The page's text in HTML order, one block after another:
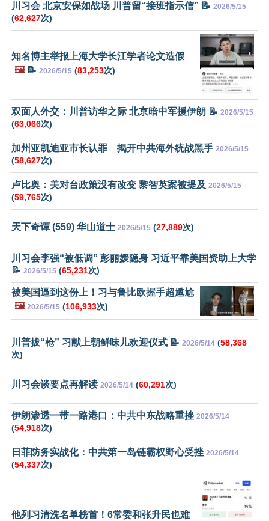
川习会 北京安保如战场 川普留“接班指示信” 📝 2026/5/15
(62,627次)
知名博主举报上海大学长江学者论文造假
🖼️📝 2026/5/15 (83,253次)
双面人外交：川普访华之际 北京暗中军援伊朗 📝 2026/5/15
(63,066次)
加州亚凯迪亚市长认罪 揭开中共海外统战黑手 2026/5/15
(58,627次)
卢比奥：美对台政策没有改变 黎智英案被提及 2026/5/15
(59,765次)
天下奇谭 (559) 华山道士 2026/5/15 (27,889次)
川习会李强“被低调” 彭丽媛隐身 习近平靠美国资助上大学
📝 2026/5/15 (65,231次)
被美国逼到这份上！习与鲁比欧握手超尴尬
🖼️ 2026/5/15 (106,933次)
川普拔“枪” 习献上朝鲜味儿欢迎仪式 📝 2026/5/14 (58,368
次)
川习会谈要点再解读 2026/5/14 (60,291次)
伊朗渗透一带一路港口：中共中东战略重挫 2026/5/14
(54,918次)
日菲防务实战化：中共第一岛链霸权野心受挫 2026/5/14
(54,337次)
他列习清洗名单榜首！6常委和张升民也难